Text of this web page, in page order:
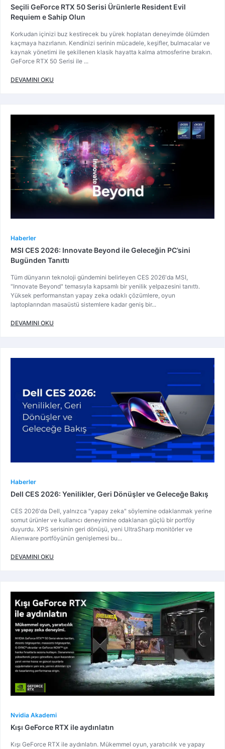
Seçili GeForce RTX 50 Serisi Ürünlerle Resident Evil
Requiem e Sahip Olun
Korkudan içinizi buz kestirecek bu yürek hoplatan deneyimde ölümden
kaçmaya hazırlanın. Kendinizi serinin mücadele, keşifler, bulmacalar ve
kaynak yönetimi ile şekillenen klasik hayatta kalma atmosferine bırakın.
GeForce RTX 50 Serisi ile ...
DEVAMINI OKU
Haberler
MSI CES 2026: Innovate Beyond ile Geleceğin PC’sini
Bugünden Tanıttı
Tüm dünyanın teknoloji gündemini belirleyen CES 2026'da MSI,
"Innovate Beyond" temasıyla kapsamlı bir yenilik yelpazesini tanıttı.
Yüksek performanstan yapay zeka odaklı çözümlere, oyun
laptoplarından masaüstü sistemlere kadar geniş bir...
DEVAMINI OKU
Haberler
Dell CES 2026: Yenilikler, Geri Dönüşler ve Geleceğe Bakış
CES 2026'da Dell, yalnızca "yapay zeka" söylemine odaklanmak yerine
somut ürünler ve kullanıcı deneyimine odaklanan güçlü bir portföy
duyurdu. XPS serisinin geri dönüşü, yeni UltraSharp monitörler ve
Alienware portföyünün genişlemesi bu...
DEVAMINI OKU
Nvidia Akademi
Kışı GeForce RTX ile aydınlatın
Kışı GeForce RTX ile aydınlatın. Mükemmel oyun, yaratıcılık ve yapay